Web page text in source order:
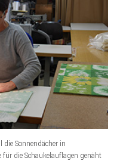
die Sonnendächer in
die Schaukelauflagen genäht